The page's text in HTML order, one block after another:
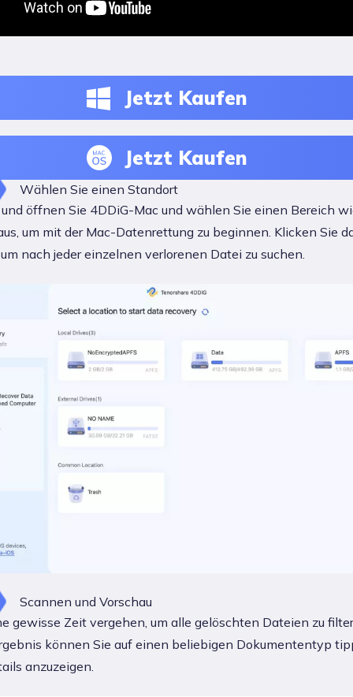
Jetzt Kaufen
Jetzt Kaufen
Wählen Sie einen Standort
öffnen Sie 4DDiG-Mac und wählen Sie einen Bereich
um mit der Mac-Datenrettung zu beginnen. Klicken Sie
nach jeder einzelnen verlorenen Datei zu suchen.
Scannen und Vorschau
gewisse Zeit vergehen, um alle gelöschten Dateien zu
können Sie auf einen beliebigen Dokumententyp
anzuzeigen.